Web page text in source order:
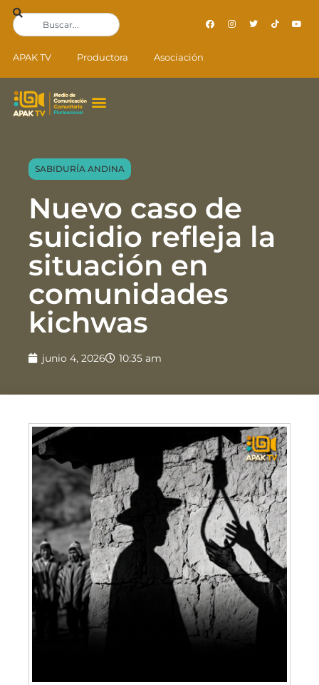
APAK TV Productora Asociación
SABIDURÍA ANDINA
Nuevo caso de
suicidio refleja la
situación en
comunidades
kichwas
junio 4, 2026 10:35 am